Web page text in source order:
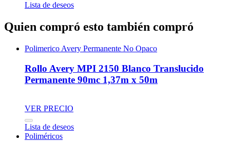
Lista de deseos
Quien compró esto también compró
Polimerico Avery Permanente No Opaco
Rollo Avery MPI 2150 Blanco Translucido
Permanente 90mc 1,37m x 50m
VER PRECIO
Lista de deseos
Poliméricos